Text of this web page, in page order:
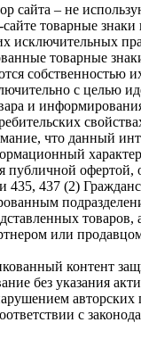
сайта – не
товарные
исключительных
товарные
собственностью
с целью
и
что данный
публичной офертой,
435, 437 (2)
товаров,
или
контент
без указания
авторских
с